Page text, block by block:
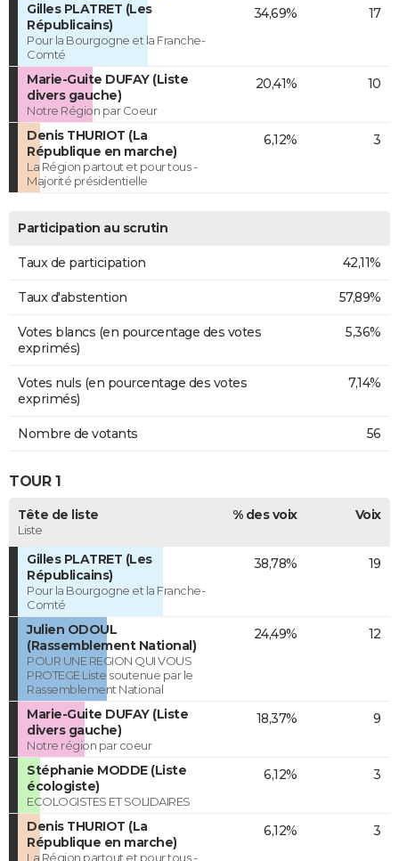
Gilles PLATRET (Les
Républicains)
Pour la Bourgogne et la Franche-
Comté
34,69% 17
Marie-Guite DUFAY (Liste
divers gauche)
Notre Région par Coeur
20,41% 10
Denis THURIOT (La
République en marche)
La Région partout et pour tous -
Majorité présidentielle
6,12% 3
Participation au scrutin
Taux de participation 42,11%
Taux d'abstention 57,89%
Votes blancs (en pourcentage des votes
exprimés)
5,36%
Votes nuls (en pourcentage des votes
exprimés)
7,14%
Nombre de votants 56
TOUR 1
Tête de liste
Liste
% des voix Voix
Gilles PLATRET (Les
Républicains)
Pour la Bourgogne et la Franche-
Comté
38,78% 19
Julien ODOUL
(Rassemblement National)
POUR UNE REGION QUI VOUS
PROTEGE Liste soutenue par le
Rassemblement National
24,49% 12
Marie-Guite DUFAY (Liste
divers gauche)
Notre région par coeur
18,37% 9
Stéphanie MODDE (Liste
écologiste)
ECOLOGISTES ET SOLIDAIRES
6,12% 3
Denis THURIOT (La
République en marche)
La Région partout et pour tous -
6,12% 3